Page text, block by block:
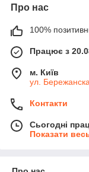
Про нас
100%
Працює з
м. Київ
ул.
Контакти
Сьогодні
Показати